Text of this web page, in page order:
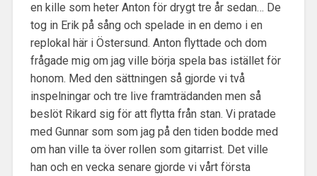
en kille som heter Anton för drygt tre år sedan… De
tog in Erik på sång och spelade in en demo i en
replokal här i Östersund. Anton flyttade och dom
frågade mig om jag ville börja spela bas istället för
honom. Med den sättningen så gjorde vi två
inspelningar och tre live framträdanden men så
beslöt Rikard sig för att flytta från stan. Vi pratade
med Gunnar som som jag på den tiden bodde med
om han ville ta över rollen som gitarrist. Det ville
han och en vecka senare gjorde vi vårt första